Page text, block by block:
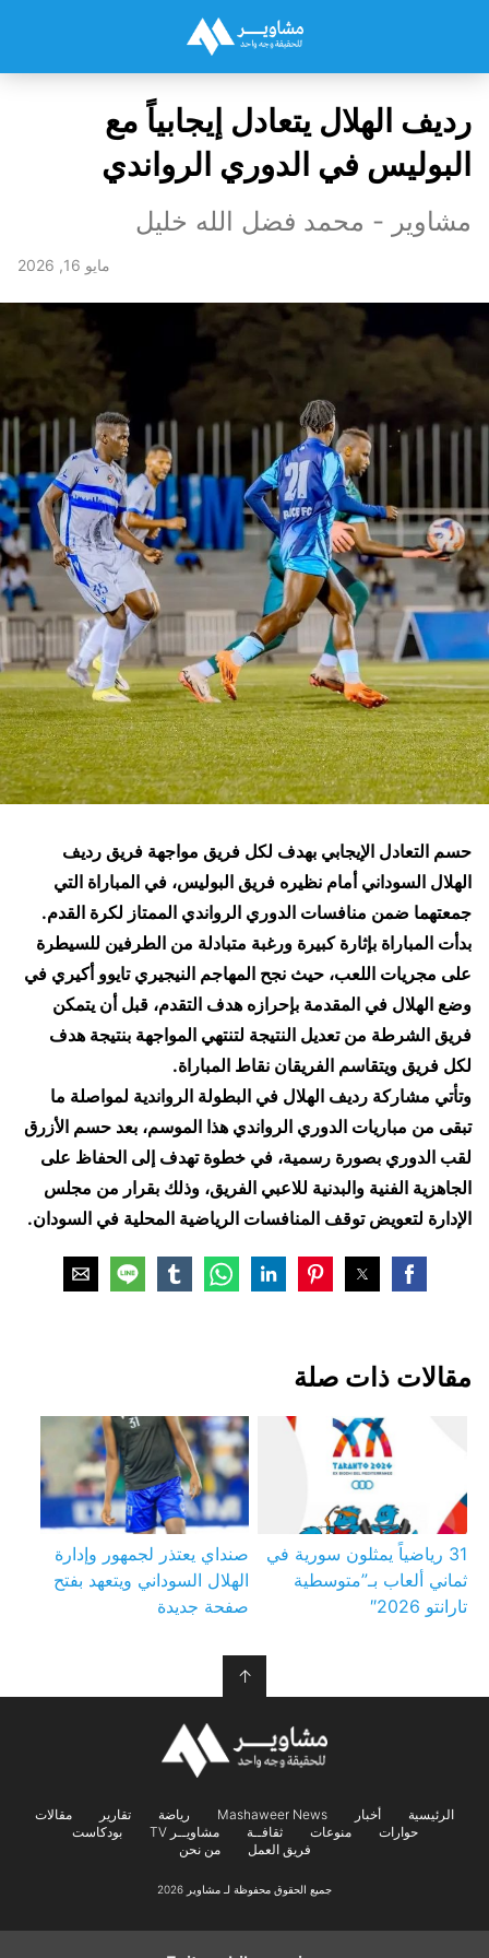
رديف الهلال يتعادل إيجابياً مع
البوليس في الدوري الرواندي
مشاوير - محمد فضل الله خليل
مايو 16, 2026
حسم التعادل الإيجابي بهدف لكل فريق مواجهة فريق رديف
الهلال السوداني أمام نظيره فريق البوليس، في المباراة التي
جمعتهما ضمن منافسات الدوري الرواندي الممتاز لكرة القدم.
بدأت المباراة بإثارة كبيرة ورغبة متبادلة من الطرفين للسيطرة
على مجريات اللعب، حيث نجح المهاجم النيجيري تايوو أكيري في
وضع الهلال في المقدمة بإحرازه هدف التقدم، قبل أن يتمكن
فريق الشرطة من تعديل النتيجة لتنتهي المواجهة بنتيجة هدف
لكل فريق ويتقاسم الفريقان نقاط المباراة.
وتأتي مشاركة رديف الهلال في البطولة الرواندية لمواصلة ما
تبقى من مباريات الدوري الرواندي هذا الموسم، بعد حسم الأزرق
لقب الدوري بصورة رسمية، في خطوة تهدف إلى الحفاظ على
الجاهزية الفنية والبدنية للاعبي الفريق، وذلك بقرار من مجلس
الإدارة لتعويض توقف المنافسات الرياضية المحلية في السودان.
مقالات ذات صلة
31 رياضياً يمثلون سورية في
ثماني ألعاب بـ”متوسطية
تارانتو 2026″
صنداي يعتذر لجمهور وإدارة
الهلال السوداني ويتعهد بفتح
صفحة جديدة
↑
الرئيسية أخبار Mashaweer News رياضة تقارير
مقالات
حوارات
منوعات ثقافــة مشاويــر TV
بودكاست
فريق العمل
من نحن
جميع الحقوق محفوظة لـ مشاوير 2026